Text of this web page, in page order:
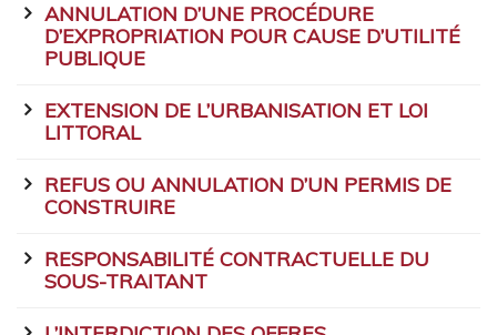
ANNULATION D’UNE PROCÉDURE
D’EXPROPRIATION POUR CAUSE D’UTILITÉ
PUBLIQUE
EXTENSION DE L’URBANISATION ET LOI
LITTORAL
REFUS OU ANNULATION D’UN PERMIS DE
CONSTRUIRE
RESPONSABILITÉ CONTRACTUELLE DU
SOUS-TRAITANT